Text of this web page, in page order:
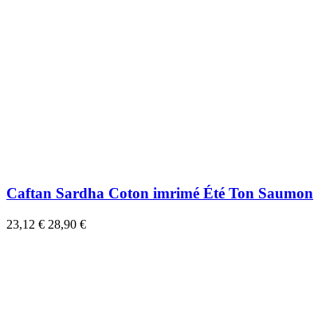
Caftan Sardha Coton imrimé Été Ton Saumon
23,12 € 28,90 €